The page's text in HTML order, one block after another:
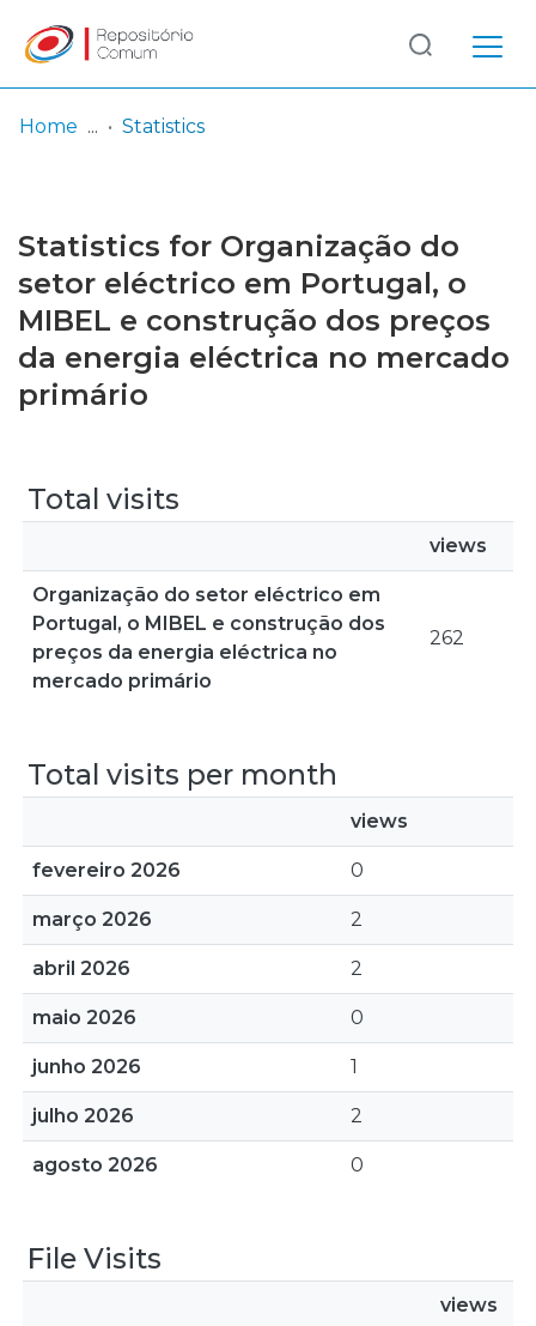
Browse repository
Entities
Log
In
(current)
Home Statistics
Statistics for Organização do
setor eléctrico em Portugal, o
MIBEL e construção dos preços
da energia eléctrica no mercado
primário
Total visits
views
Organização do setor eléctrico em
Portugal, o MIBEL e construção dos
preços da energia eléctrica no
mercado primário
262
Total visits per month
views
fevereiro 2026 0
março 2026 2
abril 2026 2
maio 2026 0
junho 2026 1
julho 2026 2
agosto 2026 0
File Visits
views